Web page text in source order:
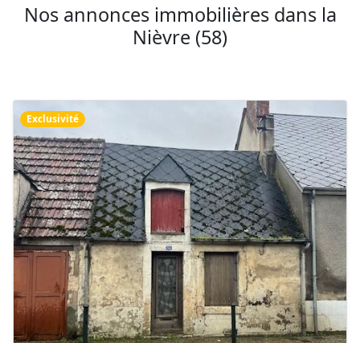
Nos annonces immobilières dans la
Nièvre (58)
Exclusivité